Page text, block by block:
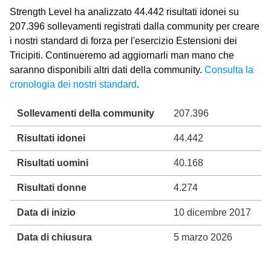
Strength Level ha analizzato 44.442 risultati idonei su
207.396 sollevamenti registrati dalla community per creare
i nostri standard di forza per l'esercizio Estensioni dei
Tricipiti. Continueremo ad aggiornarli man mano che
saranno disponibili altri dati della community. Consulta la
cronologia dei nostri standard.
Sollevamenti della community 207.396
Risultati idonei 44.442
Risultati uomini 40.168
Risultati donne 4.274
Data di inizio 10 dicembre 2017
Data di chiusura 5 marzo 2026